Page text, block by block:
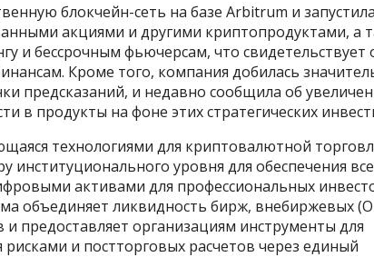
блокчейн-сеть на базе Arbitrum и
акциями и другими криптопродуктами, а
и бессрочным фьючерсам, что свидетельствует
Кроме того, компания добилась
предсказаний, и недавно сообщила об
в продукты на фоне этих стратегических
технологиями для криптовалютной
институционального уровня для обеспечения
активами для профессиональных
объединяет ликвидность бирж, внебиржевых
предоставляет организациям инструменты для
рисками и постторговых расчетов через единый